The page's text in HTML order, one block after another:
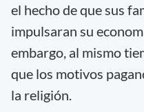
el hecho de que sus
impulsaran su
embargo, al mismo
que los motivos
la religión.